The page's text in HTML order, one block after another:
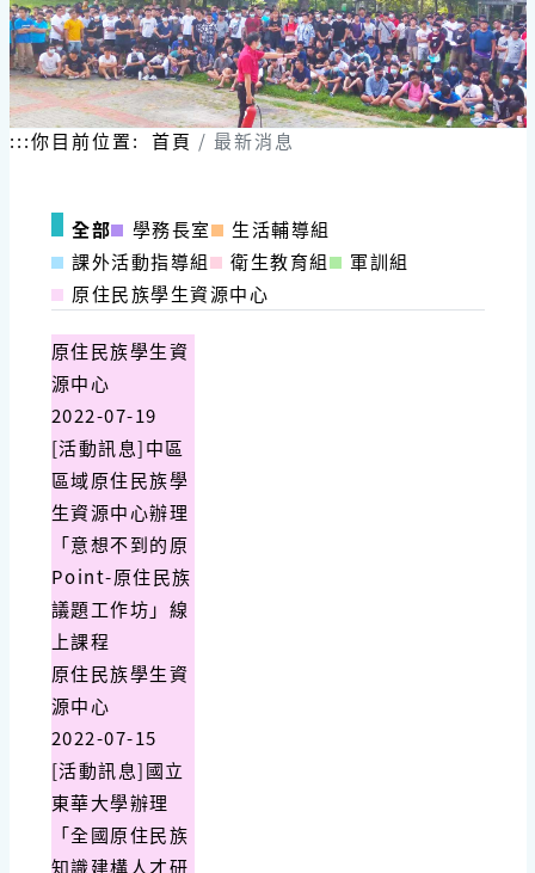
:::你目前位置: 首頁 最新消息
全部 學務長室
生活輔導組
課外活動指導組
衛生教育組
軍訓組
原住民族學生資源中心
原住民族學生資
源中心
2022-07-19
[活動訊息]中區
區域原住民族學
生資源中心辦理
「意想不到的原
Point-原住民族
議題工作坊」線
上課程
原住民族學生資
源中心
2022-07-15
[活動訊息]國立
東華大學辦理
「全國原住民族
知識建構人才研